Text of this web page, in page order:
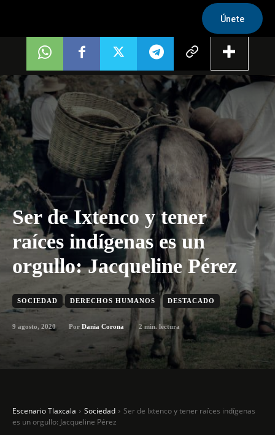
Únete
Ser de Ixtenco y tener
raíces indígenas es un
orgullo: Jacqueline Pérez
SOCIEDAD DERECHOS HUMANOS DESTACADO
9 agosto, 2020 Por Dania Corona 2 min. lectura
Escenario Tlaxcala Sociedad
Ser de Ixtenco y tener raíces indígenas
es un orgullo: Jacqueline Pérez